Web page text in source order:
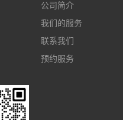
公司简介
我们的服务
联系我们
预约服务